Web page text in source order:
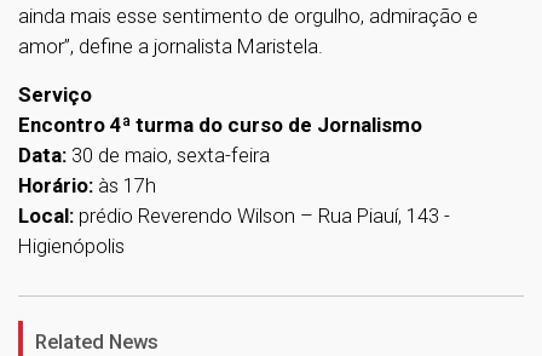
ainda mais esse sentimento de orgulho, admiração e
amor”, define a jornalista Maristela.
Serviço
Encontro 4ª turma do curso de Jornalismo
Data: 30 de maio, sexta-feira
Horário: às 17h
Local: prédio Reverendo Wilson – Rua Piauí, 143 -
Higienópolis
Related News